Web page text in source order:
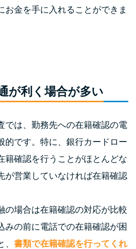
む人へ街金をおすすめしな
がお金を借りる方法があ
がお金を借りる方法は？親
バレにくさや将来への影響
フト闇金とは？悪質な手口に
注意！
お金を手に入れることができま
が利く場合が多い
では、勤務先への在籍確認の電
的です。特に、銀行カードロー
籍確認を行うことがほとんどな
が営業していなければ在籍確認
の場合は在籍確認の対応が比較
みの前に電話での在籍確認が困
書類で在籍確認を行ってくれ